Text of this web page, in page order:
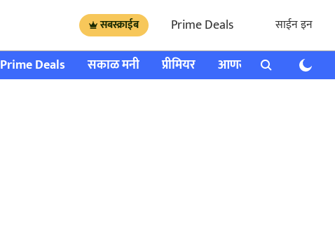
सबस्क्राईब Prime Deals साईन इन
Prime Deals सकाळ मनी प्रीमियर आणखी राशी भविष्य